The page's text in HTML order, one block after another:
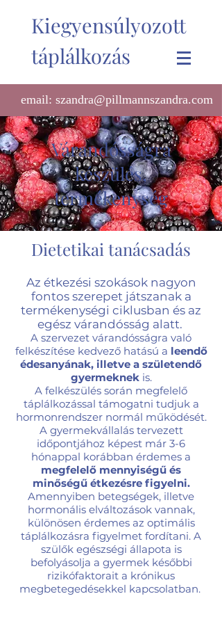
Kiegyensúlyozott
táplálkozás
email: szandra@pillmannszandra.com
Várandósságra
készülés,
termékenység
Dietetikai tanácsadás
Az étkezési szokások nagyon
fontos szerepet játszanak a
termékenységi ciklusban és az
egész várandósság alatt.
A szervezet várandósságra való
felkészítése kedvező hatású a leendő
édesanyának, illetve a születendő
gyermeknekis.
A felkészülés során megfelelő
táplálkozással támogatni tudjuk a
hormonrendszer normál működését.
A gyermekvállalás tervezett
időpontjához képest már 3-6
hónappal korábban érdemes a
megfelelő mennyiségű és
minőségű étkezésre figyelni.
Amennyiben betegségek, illetve
hormonális elváltozások vannak,
különösen érdemes az optimális
táplálkozásra figyelmet fordítani. A
szülők egészségi állapota is
befolyásolja a gyermek későbbi
rizikófaktorait a krónikus
megbetegedésekkel kapcsolatban.